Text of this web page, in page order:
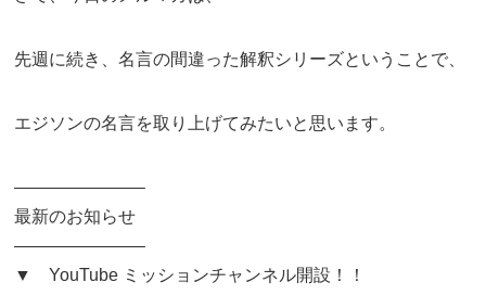
先週に続き、名言の間違った解釈シリーズということで、
エジソンの名言を取り上げてみたいと思います。
———————–
最新のお知らせ
———————–
▼ YouTube ミッションチャンネル開設！！